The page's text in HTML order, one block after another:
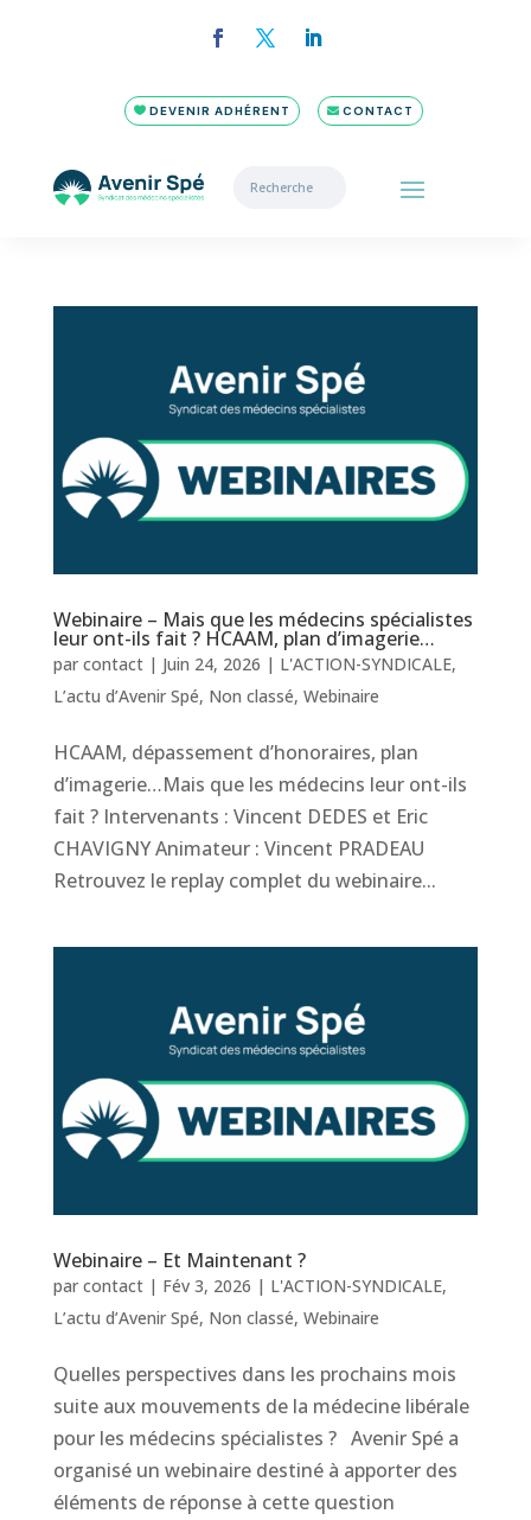
DEVENIR ADHÉRENT CONTACT
Webinaire – Mais que les médecins spécialistes
leur ont-ils fait ? HCAAM, plan d’imagerie…
par contact| Juin 24, 2026 | L'ACTION-SYNDICALE,
L’actu d’Avenir Spé, Non classé, Webinaire
HCAAM, dépassement d’honoraires, plan
d’imagerie…Mais que les médecins leur ont-ils
fait ? Intervenants : Vincent DEDES et Eric
CHAVIGNY Animateur : Vincent PRADEAU
Retrouvez le replay complet du webinaire...
Webinaire – Et Maintenant ?
par contact| Fév 3, 2026 | L'ACTION-SYNDICALE,
L’actu d’Avenir Spé, Non classé, Webinaire
Quelles perspectives dans les prochains mois
suite aux mouvements de la médecine libérale
pour les médecins spécialistes ? Avenir Spé a
organisé un webinaire destiné à apporter des
éléments de réponse à cette question